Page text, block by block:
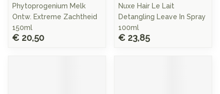
Phytoprogenium Melk
Ontw. Extreme Zachtheid
150ml
€ 20,50
Nuxe Hair Le Lait
Detangling Leave In Spray
100ml
€ 23,85